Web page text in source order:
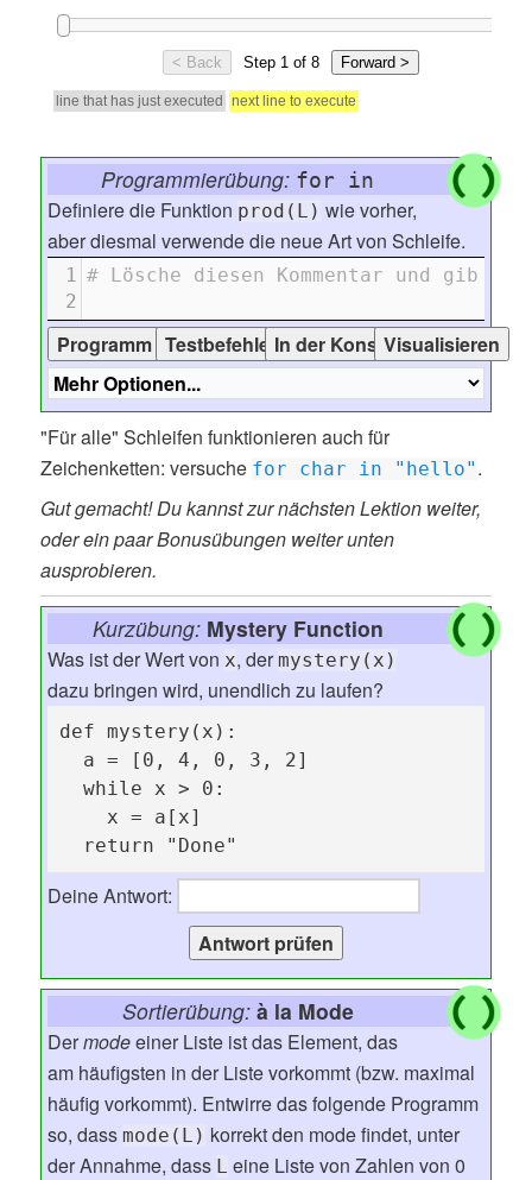
Programmierübung: for in
Definiere die Funktion prod(L) wie vorher,
aber diesmal verwende die neue Art von Schleife.
1 # Lösche diesen Kommentar und gib
2
"Für alle" Schleifen funktionieren auch für
Zeichenketten: versuche for char in "hello" .
Gut gemacht! Du kannst zur nächsten Lektion weiter,
oder ein paar Bonusübungen weiter unten
ausprobieren.
Kurzübung: Mystery Function
Was ist der Wert von x, dermystery(x)
dazu bringen wird, unendlich zu laufen?
def mystery(x):
  a = [0, 4, 0, 3, 2]
  while x > 0:
    x = a[x]
  return "Done"
Deine Antwort:
Sortierübung: à la Mode
Dermodeeiner Liste ist das Element, das
am häufigsten in der Liste vorkommt (bzw. maximal
häufig vorkommt). Entwirre das folgende Programm
so, dassmode(L) korrekt den mode findet, unter
der Annahme, dass L eine Liste von Zahlen von 0